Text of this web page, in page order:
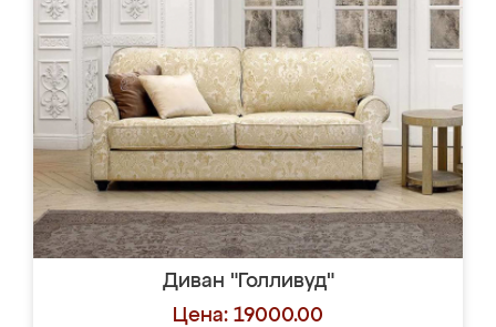
Диван "Голливуд"
Цена: 19000.00